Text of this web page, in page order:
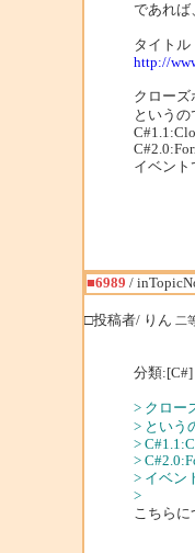
であれば
タイトル
http://
クローズ
というの
イベント
■6989 /
□投稿者/ りん 二
分類
> クロー
> という
>
>
> イベン
>
こちら